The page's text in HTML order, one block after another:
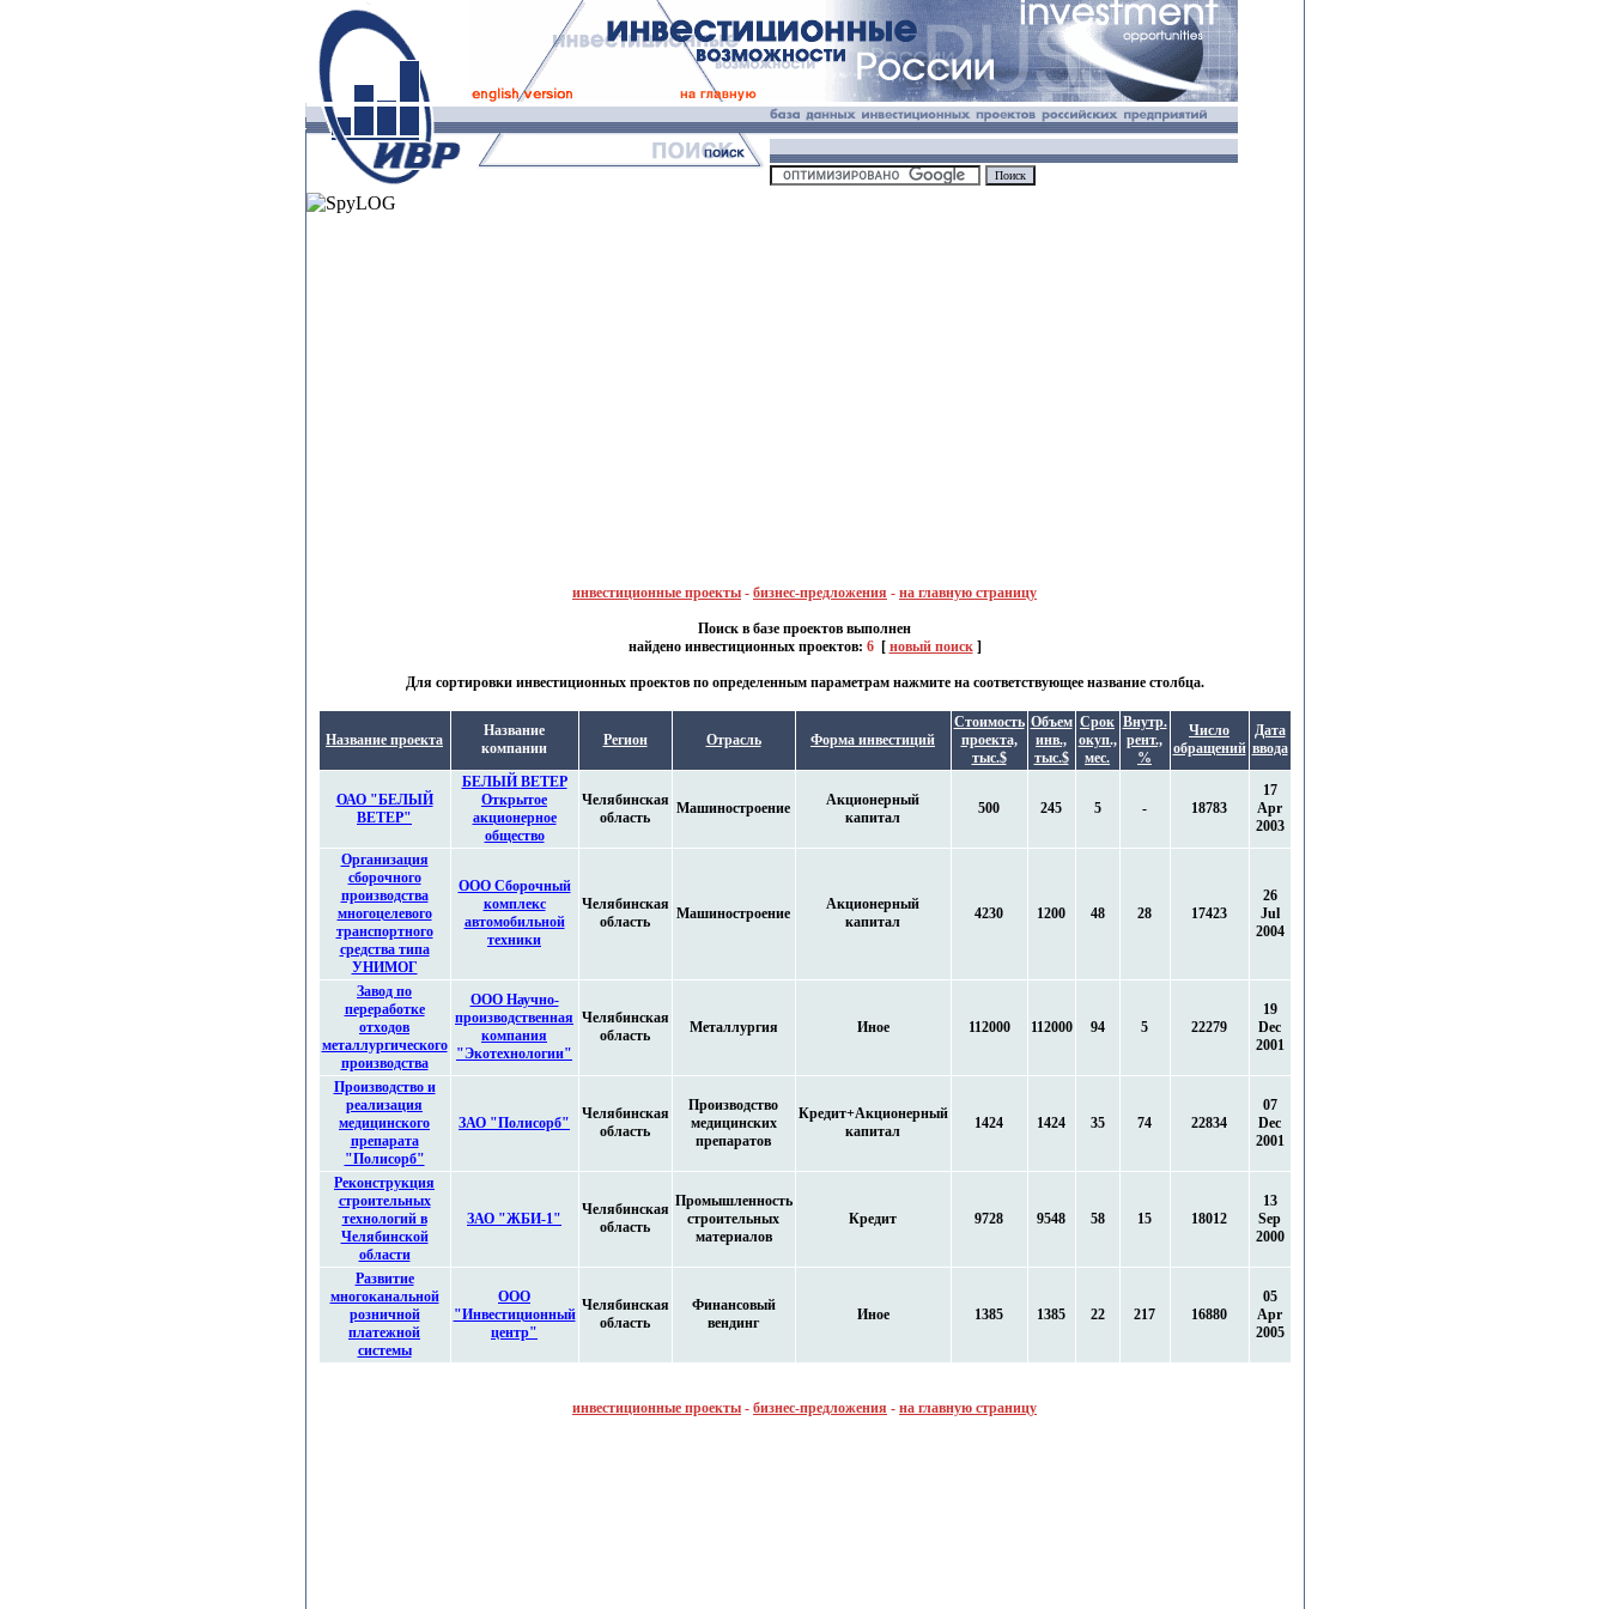
инвестиционные проекты - бизнес-предложения - на главную страницу
Поиск в базе проектов выполнен
найдено инвестиционных проектов: 6 [ новый поиск]
Для сортировки инвестиционных проектов по определенным параметрам нажмите на соответствующее название столбца.
Название проекта
Название
компании
Регион Отрасль Форма инвестиций
Стоимость
проекта,
тыс.$
Объем
инв.,
тыс.$
Срок
окуп.,
мес.
Внутр.
рент.,
%
Число
обращений
Дата
ввода
ОАО "БЕЛЫЙ
ВЕТЕР"
БЕЛЫЙ ВЕТЕР
Открытое
акционерное
общество
Челябинская
область
Машиностроение
Акционерный
капитал
500 245 5 - 18783
17
Apr
2003
Организация
сборочного
производства
многоцелевого
транспортного
средства типа
УНИМОГ
ООО Сборочный
комплекс
автомобильной
техники
Челябинская
область
Машиностроение
Акционерный
капитал
4230 1200 48 28 17423
26
Jul
2004
Завод по
переработке
отходов
металлургического
производства
ООО Научно-
производственная
компания
"Экотехнологии"
Челябинская
область
Металлургия Иное 112000 112000 94 5 22279
19
Dec
2001
Производство и
реализация
медицинского
препарата
"Полисорб"
ЗАО "Полисорб"
Челябинская
область
Производство
медицинских
препаратов
Кредит+Акционерный
капитал
1424 1424 35 74 22834
07
Dec
2001
Реконструкция
строительных
технологий в
Челябинской
области
ЗАО "ЖБИ-1"
Челябинская
область
Промышленность
строительных
материалов
Кредит 9728 9548 58 15 18012
13
Sep
2000
Развитие
многоканальной
розничной
платежной
системы
ООО
"Инвестиционный
центр"
Челябинская
область
Финансовый
вендинг
Иное 1385 1385 22 217 16880
05
Apr
2005
инвестиционные проекты - бизнес-предложения - на главную страницу